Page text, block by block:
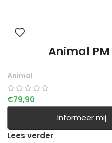
Animal
Animal
€79,90
Informeer mij
Lees verder